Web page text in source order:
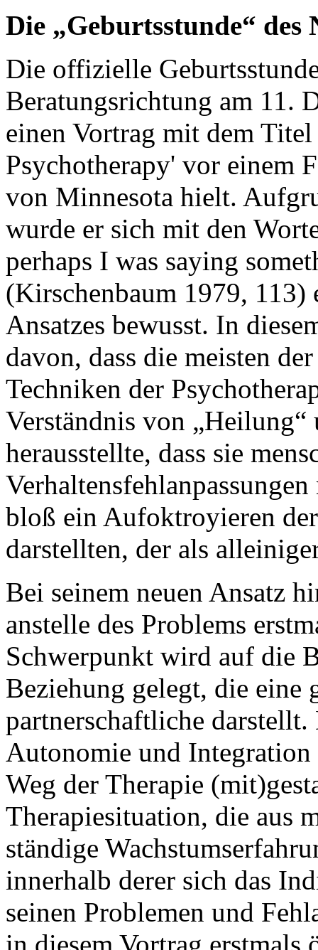
Die „Geburtsstunde“ des
Die offizielle
Beratungsrichtung am 11.
einen Vortrag mit dem
Psychotherapy' vor einem
von Minnesota hielt.
wurde er sich mit den
perhaps I was saying
(Kirschenbaum 1979, 113)
Ansatzes bewusst. In
davon, dass die meisten
Techniken der
Verständnis von „Heilung“
herausstellte, dass sie
bloß ein Aufoktroyieren
darstellten, der als
Bei seinem neuen Ansatz
anstelle des Problems
Schwerpunkt wird auf die
Beziehung gelegt, die eine
partnerschaftliche
Autonomie und
Weg der Therapie
Therapiesituation, die aus
ständige
innerhalb derer sich das
seinen Problemen und
in diesem Vortrag